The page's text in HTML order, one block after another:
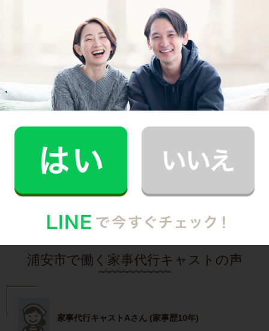
普段できない時間を過ごすことができ、休日が
とても充実しました。
記事全文を見る
E.O.さん
30代 共働き 育児休暇中
いたんです！
記事全文を見る
インタビュー一覧を見る
浦安市で働く家事代行キャストの声
家事代行キャストAさん (家事歴10年)